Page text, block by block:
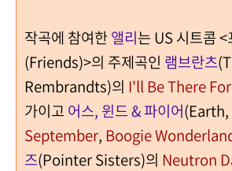
작곡에 참여한앨리는 US 시트콤
(Friends)>의 주제곡인 램브란츠
Rembrandts)의 I'll Be There
가이고 어스, 윈드 & 파이어(Earth,
September, Boogie
즈(Pointer Sisters)의 Neutron